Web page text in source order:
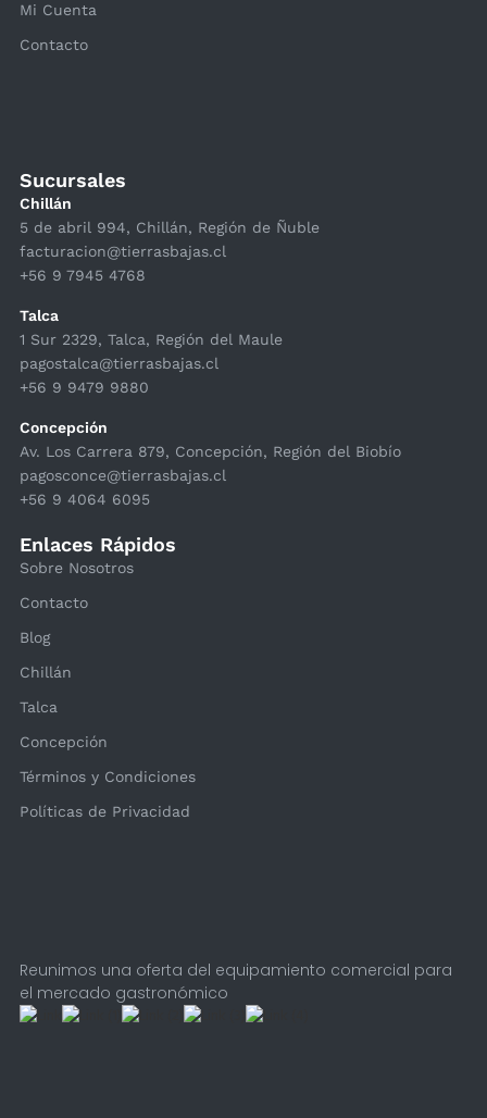
Reunimos una oferta del equipamiento comercial para
el mercado gastronómico
Sucursales
Chillán
5 de abril 994, Chillán, Región de Ñuble
facturacion@tierrasbajas.cl
+56 9 7945 4768
Talca
1 Sur 2329, Talca, Región del Maule
pagostalca@tierrasbajas.cl
+56 9 9479 9880
Concepción
Av. Los Carrera 879, Concepción, Región del Biobío
pagosconce@tierrasbajas.cl
+56 9 4064 6095
Enlaces Rápidos
Sobre Nosotros
Contacto
Blog
Chillán
Talca
Concepción
Términos y Condiciones
Políticas de Privacidad
Mi Cuenta
Contacto